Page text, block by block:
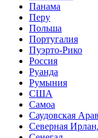
Панама
Перу
Польша
Португалия
Пуэрто-Рико
Россия
Руанда
Румыния
США
Самоа
Саудовская
Северная